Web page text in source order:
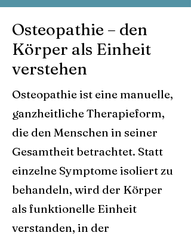
Osteopathie – den
Körper als Einheit
verstehen
Osteopathie ist eine manuelle,
ganzheitliche Therapieform,
die den Menschen in seiner
Gesamtheit betrachtet. Statt
einzelne Symptome isoliert zu
behandeln, wird der Körper
als funktionelle Einheit
verstanden, in der